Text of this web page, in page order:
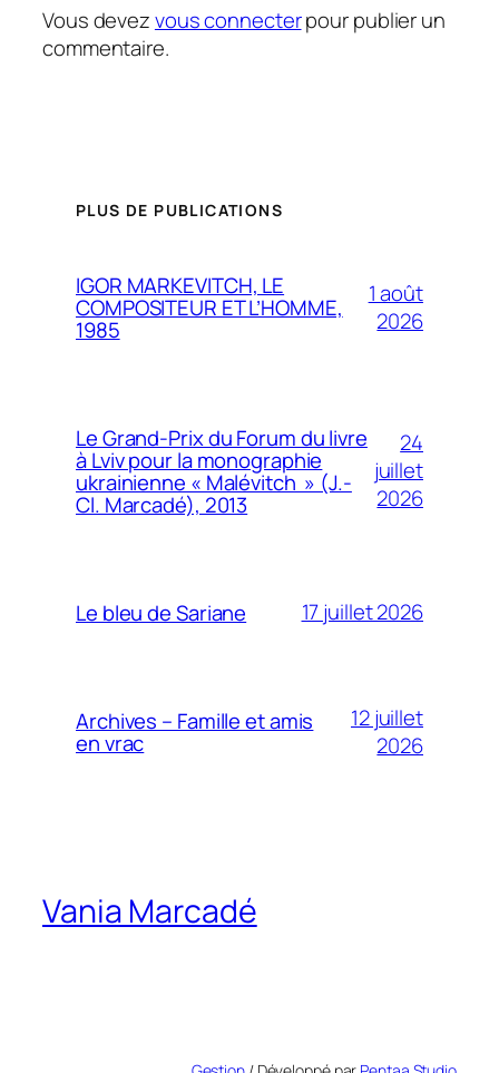
Vous devezvous connecterpour publier un
commentaire.
PLUS DE PUBLICATIONS
IGOR MARKEVITCH, LE
COMPOSITEUR ET L’HOMME,
1985
1 août
2026
Le Grand-Prix du Forum du livre
à Lviv pour la monographie
ukrainienne « Malévitch » (J.-
Cl. Marcadé), 2013
24
juillet
2026
Le bleu de Sariane 17 juillet 2026
Archives – Famille et amis
en vrac
12 juillet
2026
Vania Marcadé